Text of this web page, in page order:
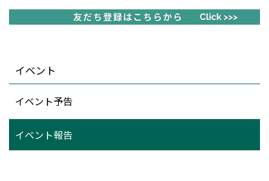
イベント
イベント予告
イベント報告